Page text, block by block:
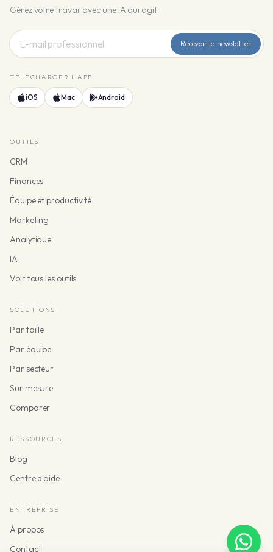
Gérez votre travail avec une IA qui agit.
Recevoir la newsletter
TÉLÉCHARGER L'APP
iOS Mac Android
OUTILS
CRM
Finances
Équipe et productivité
Marketing
Analytique
IA
Voir tous les outils
SOLUTIONS
Par taille
Par équipe
Par secteur
Sur mesure
Comparer
RESSOURCES
Blog
Centre d'aide
ENTREPRISE
À propos
Contact